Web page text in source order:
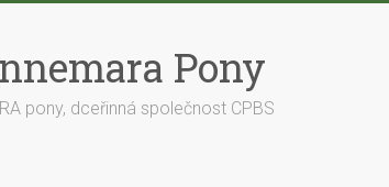
Pony
pony, dceřinná společnost CPBS